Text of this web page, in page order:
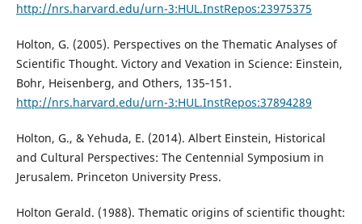
http://nrs.harvard.edu/urn-3:HUL.InstRepos:23975375
Holton, G. (2005). Perspectives on the Thematic Analyses of
Scientific Thought. Victory and Vexation in Science: Einstein,
Bohr, Heisenberg, and Others, 135‑151.
http://nrs.harvard.edu/urn-3:HUL.InstRepos:37894289
Holton, G., & Yehuda, E. (2014). Albert Einstein, Historical
and Cultural Perspectives: The Centennial Symposium in
Jerusalem. Princeton University Press.
Holton Gerald. (1988). Thematic origins of scientific thought: